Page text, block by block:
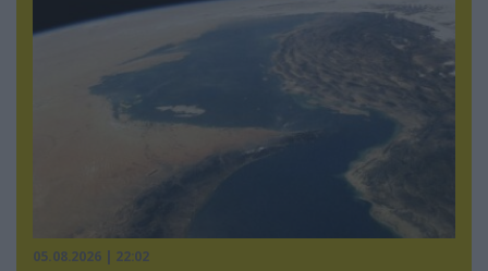
05.08.2026 | 22:02